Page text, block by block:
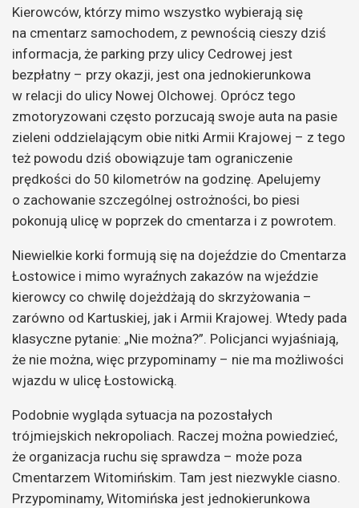
Kierowców, którzy mimo wszystko wybierają się
na cmentarz samochodem, z pewnością cieszy dziś
informacja, że parking przy ulicy Cedrowej jest
bezpłatny – przy okazji, jest ona jednokierunkowa
w relacji do ulicy Nowej Olchowej. Oprócz tego
zmotoryzowani często porzucają swoje auta na pasie
zieleni oddzielającym obie nitki Armii Krajowej – z tego
też powodu dziś obowiązuje tam ograniczenie
prędkości do 50 kilometrów na godzinę. Apelujemy
o zachowanie szczególnej ostrożności, bo piesi
pokonują ulicę w poprzek do cmentarza i z powrotem.
Niewielkie korki formują się na dojeździe do Cmentarza
Łostowice i mimo wyraźnych zakazów na wjeździe
kierowcy co chwilę dojeżdżają do skrzyżowania –
zarówno od Kartuskiej, jak i Armii Krajowej. Wtedy pada
klasyczne pytanie: „Nie można?”. Policjanci wyjaśniają,
że nie można, więc przypominamy – nie ma możliwości
wjazdu w ulicę Łostowicką.
Podobnie wygląda sytuacja na pozostałych
trójmiejskich nekropoliach. Raczej można powiedzieć,
że organizacja ruchu się sprawdza – może poza
Cmentarzem Witomińskim. Tam jest niezwykle ciasno.
Przypominamy, Witomińska jest jednokierunkowa